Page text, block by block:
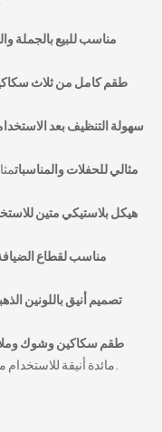
مناسب للبيع بالجملة
طقم كامل من ثلاث
سهولة التنظيف بعد
مثالي للحفلات والمناسبات
هيكل بلاستيكي متين
مناسب لقطاع الضيافة
تصميم أنيق باللونين
طقم سكاكين وشوك